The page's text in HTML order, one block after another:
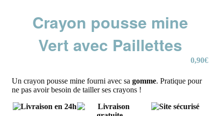
Crayon pousse mine
Vert avec Paillettes
0,90€
Un crayon pousse mine fourni avec sa gomme. Pratique pour
ne pas avoir besoin de tailler ses crayons !